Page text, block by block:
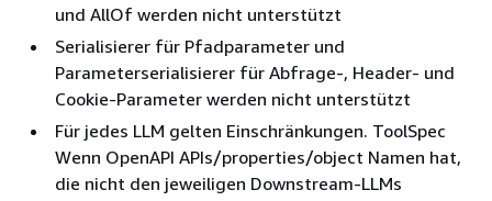
und AllOf werden nicht unterstützt
Serialisierer für Pfadparameter und
Parameterserialisierer für Abfrage-, Header- und
Cookie-Parameter werden nicht unterstützt
Für jedes LLM gelten Einschränkungen. ToolSpec
Wenn OpenAPI APIs/properties/object Namen hat,
die nicht den jeweiligen Downstream-LLMs